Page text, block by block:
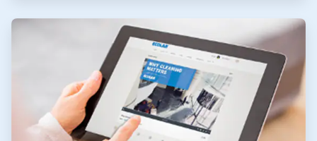
ArticleTile